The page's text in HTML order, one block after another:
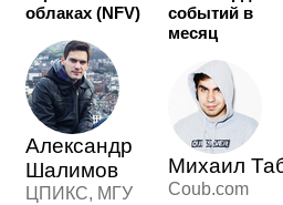
облаках (NFV)
Александр
Шалимов
ЦПИКС, МГУ
событий в
месяц
Михаил
Coub.com